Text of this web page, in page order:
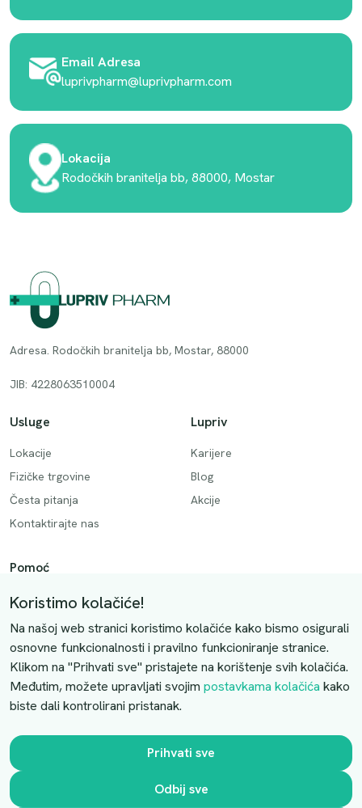
Email Adresa
luprivpharm@luprivpharm.com
Lokacija
Rodočkih branitelja bb, 88000, Mostar
Adresa. Rodočkih branitelja bb, Mostar, 88000
JIB: 4228063510004
Usluge
Lokacije
Fizičke trgovine
Česta pitanja
Kontaktirajte nas
Lupriv
Karijere
Blog
Akcije
Pomoć
Način plaćanja
Dostava
Povrati i otkazivanje
Uslovi kupovine
Kontaktirajte nas
Slobodno nas kontaktirajte putem e-maila:
luprivpharm@luprivpharm.com
Koristimo kolačiće!
Na našoj web stranici koristimo kolačiće kako bismo osigurali
osnovne funkcionalnosti i pravilno funkcioniranje stranice.
Klikom na "Prihvati sve" pristajete na korištenje svih kolačića.
Međutim, možete upravljati svojim postavkama kolačića kako
biste dali kontrolirani pristanak.
Prihvati sve
Odbij sve